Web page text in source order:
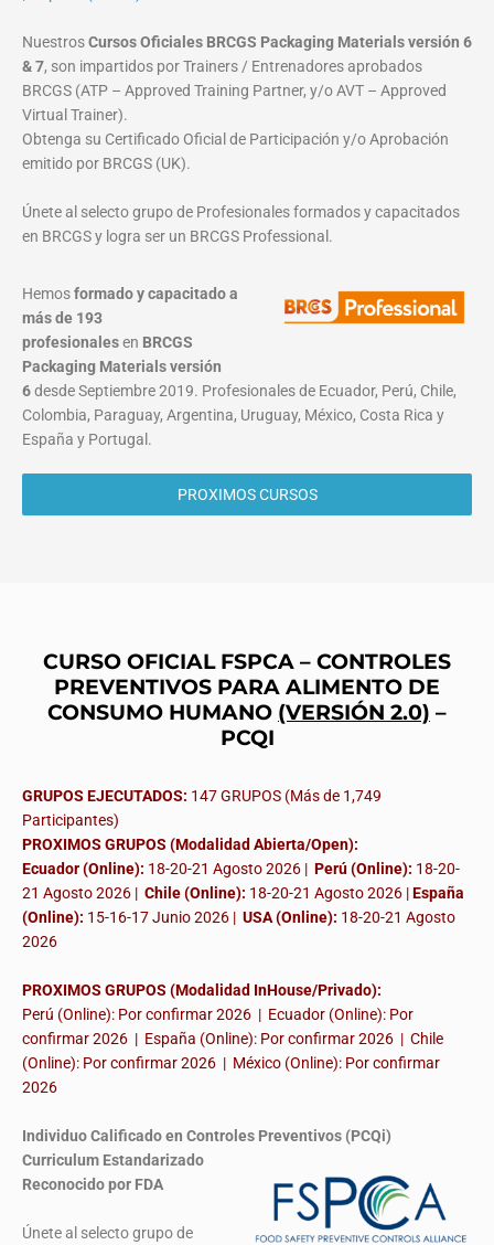
NuestrosCursos Oficiales BRCGS Packaging Materials versión 6
& 7, son impartidos por Trainers / Entrenadores aprobados
BRCGS (ATP – Approved Training Partner, y/o AVT – Approved
Virtual Trainer).
Obtenga su Certificado Oficial de Participación y/o Aprobación
emitido por BRCGS (UK).
Únete al selecto grupo de Profesionales formados y capacitados
en BRCGS y logra ser un BRCGS Professional.
Hemosformado y capacitado a
más de 193
profesionalesen BRCGS
Packaging Materialsversión
6desde Septiembre 2019. Profesionales de Ecuador, Perú, Chile,
Colombia, Paraguay, Argentina, Uruguay, México, Costa Rica y
España y Portugal.
PROXIMOS CURSOS
CURSO OFICIAL FSPCA – CONTROLES
PREVENTIVOS PARA ALIMENTO DE
CONSUMO HUMANO (VERSIÓN 2.0) –
PCQI
GRUPOS EJECUTADOS: 147 GRUPOS (Más de 1,749
Participantes)
PROXIMOS GRUPOS (Modalidad Abierta/Open):
Ecuador (Online): 18-20-21 Agosto 2026 | Perú (Online): 18-20-
21 Agosto 2026 | Chile (Online): 18-20-21 Agosto 2026 |España
(Online): 15-16-17 Junio 2026 | USA (Online): 18-20-21 Agosto
2026
PROXIMOS GRUPOS (Modalidad InHouse/Privado):
Perú (Online): Por confirmar 2026 | Ecuador (Online): Por
confirmar 2026 | España (Online): Por confirmar 2026 | Chile
(Online): Por confirmar 2026 | México (Online): Por confirmar
2026
Individuo Calificado en Controles Preventivos (PCQi)
Curriculum Estandarizado
Reconocido por FDA
Únete al selecto grupo de